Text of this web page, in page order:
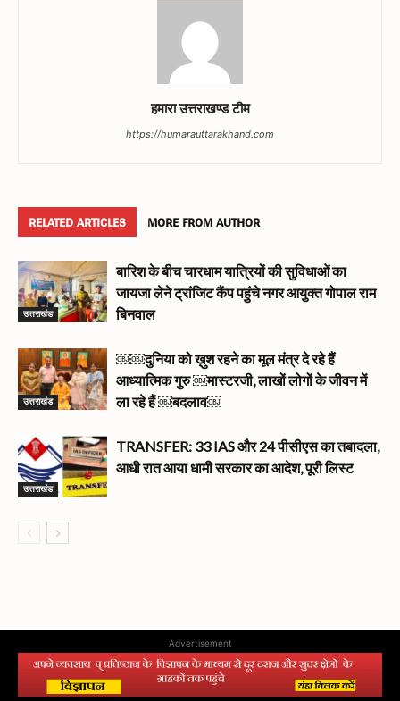
हमारा उत्तराखण्ड टीम
https://humarauttarakhand.com
RELATED ARTICLES MORE FROM AUTHOR
उत्तराखंड
बारिश के बीच चारधाम यात्रियों की सुविधाओं का
जायजा लेने ट्रांजिट कैंप पहुंचे नगर आयुक्त गोपाल राम
बिनवाल
उत्तराखंड
￼￼दुनिया को ख़ुश रहने का मूल मंत्र दे रहे हैं
आध्यात्मिक गुरु ￼मास्टरजी, लाखों लोगों के जीवन में
ला रहे हैं ￼बदलाव￼
उत्तराखंड
TRANSFER: 33 IAS और 24 पीसीएस का तबादला,
आधी रात आया धामी सरकार का आदेश, पूरी लिस्ट
Advertisement